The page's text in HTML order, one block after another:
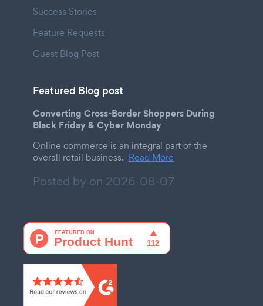
Success Stories
Feature Requests
Guest Blog Post
Featured Blog post
Converting Cross-Border Shoppers During
Black Friday & Cyber Monday
Online commerce is an integral part of the
overall retail business. Read More
Posted by on 2026-08-07